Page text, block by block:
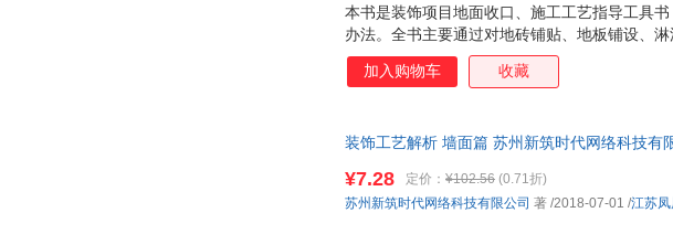
本书是装饰项目地面收口、施工工艺指导工具
办法。全书主要通过对地砖铺贴、地板铺设、
毯、木地板与石材等不同材质间地面收口施工
艺以及不同地面材料施工的工艺节点，利用专
加入购物车 收藏
装饰工艺解析 墙面篇 苏州新筑时代网络科技有
¥7.28 定价： ¥102.56 (0.71折)
苏州新筑时代网络科技有限公司 著 /2018-07-01 /江苏